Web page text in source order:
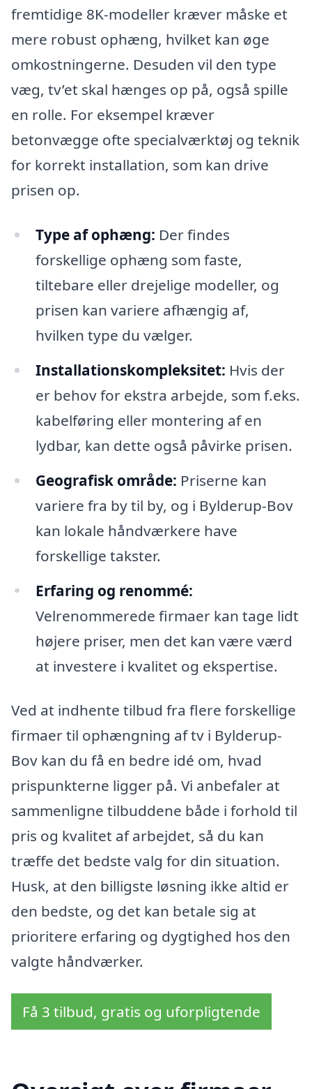
fremtidige 8K-modeller kræver måske et
mere robust ophæng, hvilket kan øge
omkostningerne. Desuden vil den type
væg, tv’et skal hænges op på, også spille
en rolle. For eksempel kræver
betonvægge ofte specialværktøj og teknik
for korrekt installation, som kan drive
prisen op.
Type af ophæng: Der findes
forskellige ophæng som faste,
tiltebare eller drejelige modeller, og
prisen kan variere afhængig af,
hvilken type du vælger.
Installationskompleksitet: Hvis der
er behov for ekstra arbejde, som f.eks.
kabelføring eller montering af en
lydbar, kan dette også påvirke prisen.
Geografisk område: Priserne kan
variere fra by til by, og i Bylderup-Bov
kan lokale håndværkere have
forskellige takster.
Erfaring og renommé:
Velrenommerede firmaer kan tage lidt
højere priser, men det kan være værd
at investere i kvalitet og ekspertise.
Ved at indhente tilbud fra flere forskellige
firmaer til ophængning af tv i Bylderup-
Bov kan du få en bedre idé om, hvad
prispunkterne ligger på. Vi anbefaler at
sammenligne tilbuddene både i forhold til
pris og kvalitet af arbejdet, så du kan
træffe det bedste valg for din situation.
Husk, at den billigste løsning ikke altid er
den bedste, og det kan betale sig at
prioritere erfaring og dygtighed hos den
valgte håndværker.
Få 3 tilbud, gratis og uforpligtende